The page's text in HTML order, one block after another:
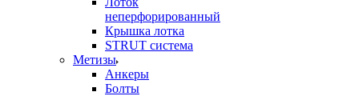
неперфорированный
Крышка лотка
STRUT система
Метизы
Анкеры
Болты